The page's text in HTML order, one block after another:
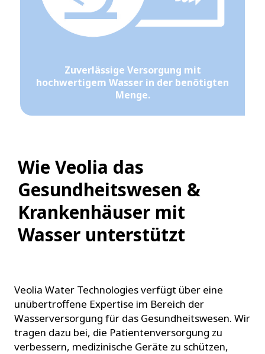
Zuverlässige Versorgung mit
hochwertigem Wasser in der benötigten
Menge.
Wie Veolia das
Gesundheitswesen &
Krankenhäuser mit
Wasser unterstützt
Veolia Water Technologies verfügt über eine
unübertroffene Expertise im Bereich der
Wasserversorgung für das Gesundheitswesen. Wir
tragen dazu bei, die Patientenversorgung zu
verbessern, medizinische Geräte zu schützen,